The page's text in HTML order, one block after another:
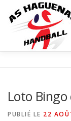
INFOS
Loto
PUBLIÉ LE 22